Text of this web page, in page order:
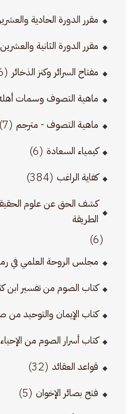
مقرر الدورة الحادية
مقرر الدورة الثانية
مفتاح السرائر وكنز الذخائر (6)
ماهية التصوف وسمات أهله
ماهية التصوف - مترجم (7)
كيمياء السعادة (6)
كفاية الراغب (384)
كشف الحق عن علوم
الطريقة
(6)
مجلس الروحة العلمي في
كتاب الصوم من تفسير ابن
كتاب الإيمان والتوحيد من
كتاب أسرار الصوم من الإحياء
قواعد العقائد (32)
فتح بصائر الإخوان (5)